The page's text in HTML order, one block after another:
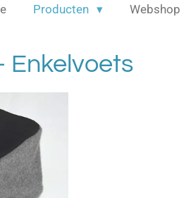
Producten Webshop
Enkelvoets